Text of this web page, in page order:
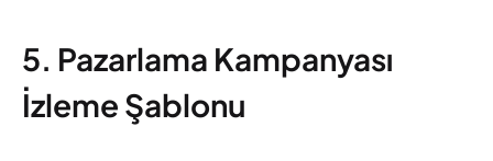
5. Pazarlama Kampanyası
İzleme Şablonu